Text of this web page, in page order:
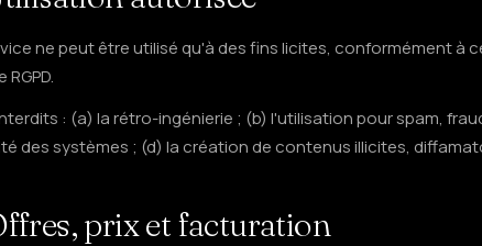
ne peut être utilisé qu'à des fins licites, conformément à
: (a) la rétro-ingénierie ; (b) l'utilisation pour spam,
des systèmes ; (d) la création de contenus illicites,
prix et facturation